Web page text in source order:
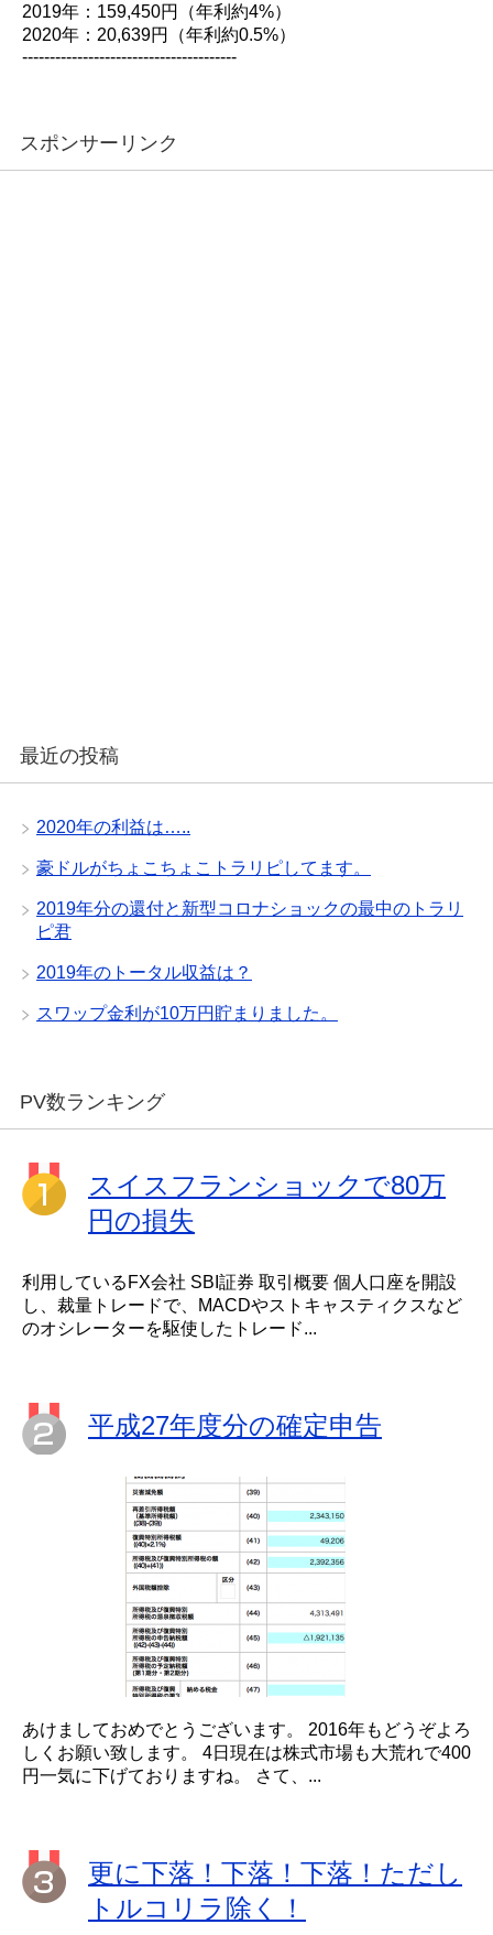
2019年：159,450円（年利約4%）
2020年：20,639円（年利約0.5%）
---------------------------------------
スポンサーリンク
最近の投稿
2020年の利益は…..
豪ドルがちょこちょこトラリピしてます。
2019年分の還付と新型コロナショックの最中のトラリ
ピ君
2019年のトータル収益は？
スワップ金利が10万円貯まりました。
PV数ランキング
スイスフランショックで80万
円の損失
利用しているFX会社 SBI証券 取引概要 個人口座を開設
し、裁量トレードで、MACDやストキャスティクスなど
のオシレーターを駆使したトレード...
平成27年度分の確定申告
あけましておめでとうございます。 2016年もどうぞよろ
しくお願い致します。 4日現在は株式市場も大荒れで400
円一気に下げておりますね。 さて、...
更に下落！下落！下落！ただし
トルコリラ除く！